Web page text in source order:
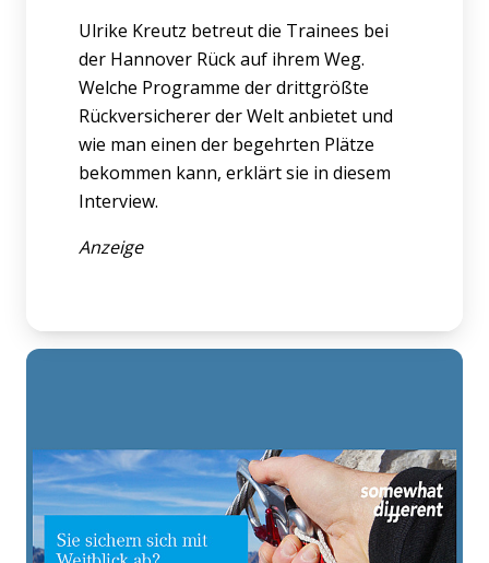
Ulrike Kreutz betreut die Trainees bei
der Hannover Rück auf ihrem Weg.
Welche Programme der drittgrößte
Rückversicherer der Welt anbietet und
wie man einen der begehrten Plätze
bekommen kann, erklärt sie in diesem
Interview.
Anzeige